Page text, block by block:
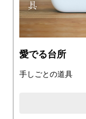
愛でる台所
手しごとの道具